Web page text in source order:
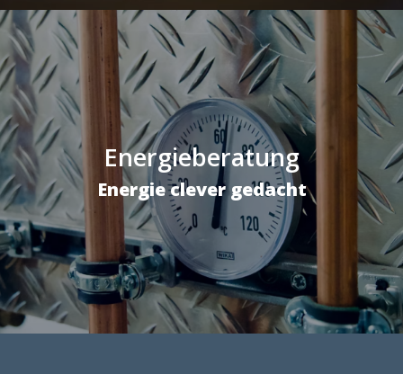
Energieberatung
Energie clever gedacht